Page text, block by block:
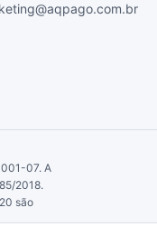
07. A
2018.
são